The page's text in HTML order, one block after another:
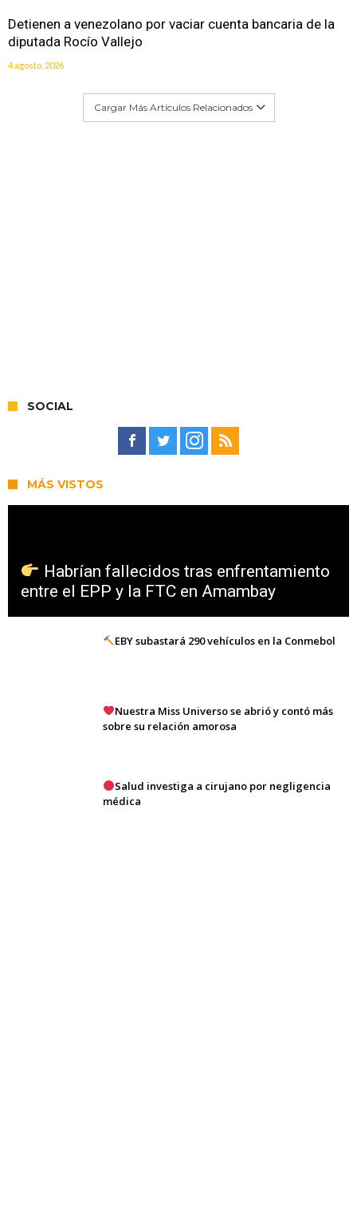
Detienen a venezolano por vaciar cuenta bancaria de la
diputada Rocío Vallejo
4 agosto, 2026
Cargar Más Artículos Relacionados
SOCIAL
MÁS VISTOS
Habrían fallecidos tras enfrentamiento
entre el EPP y la FTC en Amambay
EBY subastará 290 vehículos en la Conmebol
Nuestra Miss Universo se abrió y contó más
sobre su relación amorosa
Salud investiga a cirujano por negligencia
médica